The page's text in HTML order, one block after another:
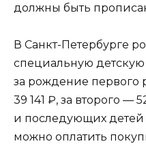
должны быть
В Санкт-Петербурге
специальную детскую
за рождение первого
39 141 ₽, за второго —
и последующих детей
можно оплатить